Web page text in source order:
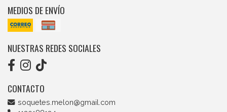
MEDIOS DE ENVÍO
NUESTRAS REDES SOCIALES
CONTACTO
soquetes.melon@gmail.com